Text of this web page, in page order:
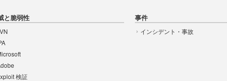
と脆弱性
検証
事件
インシデント・事故